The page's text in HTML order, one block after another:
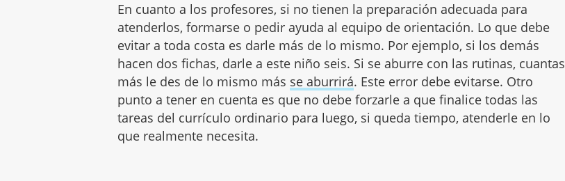
En cuanto a los profesores, si no tienen la preparación adecuada para
atenderlos, formarse o pedir ayuda al equipo de orientación. Lo que debe
evitar a toda costa es darle más de lo mismo. Por ejemplo, si los demás
hacen dos fichas, darle a este niño seis. Si se aburre con las rutinas, cuantas
más le des de lo mismo más se aburrirá. Este error debe evitarse. Otro
punto a tener en cuenta es que no debe forzarle a que finalice todas las
tareas del currículo ordinario para luego, si queda tiempo, atenderle en lo
que realmente necesita.